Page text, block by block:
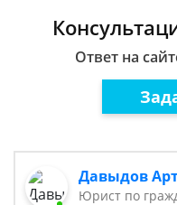
Ответ на
Давыдов
Юрист по